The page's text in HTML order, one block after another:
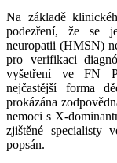
Na základě
podezření, že se
neuropatii (HMSN)
pro verifikaci
vyšetření ve FN
nejčastější forma
prokázána
nemoci s X-
zjištěné specialisty
popsán.